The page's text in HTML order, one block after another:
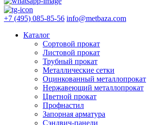
+7 (495) 085-85-56 info@metbaza.com
Каталог
Сортовой прокат
Листовой прокат
Трубный прокат
Металлические сетки
Оцинкованный металлопрокат
Нержавеющий металлопрокат
Цветной прокат
Профнастил
Запорная арматура
Сэндвич-панели